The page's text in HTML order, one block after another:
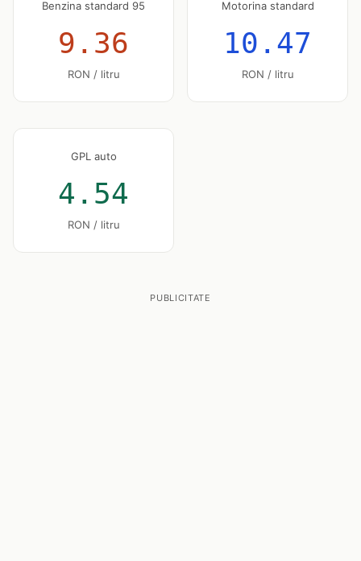
Benzina standard 95
9.36
RON / litru
Motorina standard
10.47
RON / litru
GPL auto
4.54
RON / litru
PUBLICITATE